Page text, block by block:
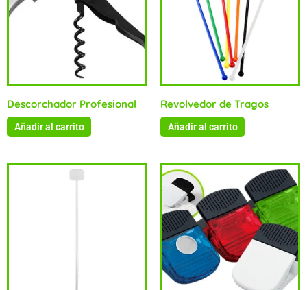
Descorchador Profesional
Añadir al carrito
Revolvedor de Tragos
Añadir al carrito